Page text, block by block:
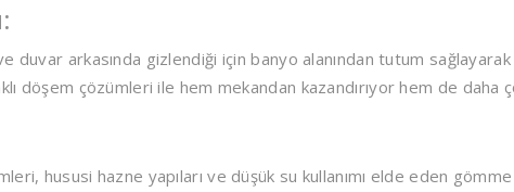
duvar arkasında gizlendiği için banyo alanından tutum
döşem çözümleri ile hem mekandan kazandırıyor hem de daha
hususi hazne yapıları ve düşük su kullanımı elde eden